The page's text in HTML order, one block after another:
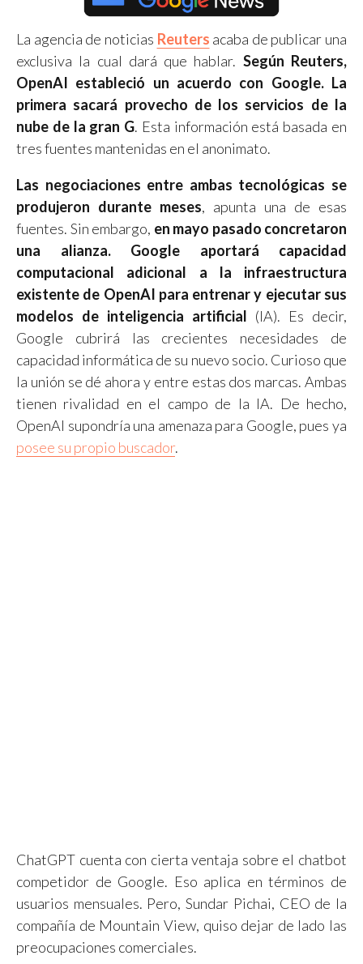
La agencia de noticias Reuters acaba de publicar una
exclusiva la cual dará que hablar. Según Reuters,
OpenAI estableció un acuerdo con Google. La
primera sacará provecho de los servicios de la
nube de la gran G. Esta información está basada en
tres fuentes mantenidas en el anonimato.
Las negociaciones entre ambas tecnológicas se
produjeron durante meses, apunta una de esas
fuentes. Sin embargo, en mayo pasado concretaron
una alianza. Google aportará capacidad
computacional adicional a la infraestructura
existente de OpenAI para entrenar y ejecutar sus
modelos de inteligencia artificial (IA). Es decir,
Google cubrirá las crecientes necesidades de
capacidad informática de su nuevo socio. Curioso que
la unión se dé ahora y entre estas dos marcas. Ambas
tienen rivalidad en el campo de la IA. De hecho,
OpenAI supondría una amenaza para Google, pues ya
posee su propio buscador.
ChatGPT cuenta con cierta ventaja sobre el chatbot
competidor de Google. Eso aplica en términos de
usuarios mensuales. Pero, Sundar Pichai, CEO de la
compañía de Mountain View, quiso dejar de lado las
preocupaciones comerciales.